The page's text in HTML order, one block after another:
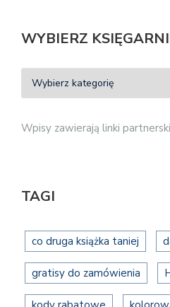
WYBIERZ
Wpisy zawierają linki
TAGI
co druga książka taniej
gratisy do zamówienia